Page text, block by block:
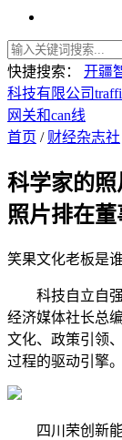
快捷搜索： 开疆
科技有限公司
网关和can线
首页 / 财经杂志社
科学家的
照片排在
笑果文化老板是谁
科技自立自强
经济媒体社长总
文化、政策引领
过程的驱动引擎。
四川荣创新能